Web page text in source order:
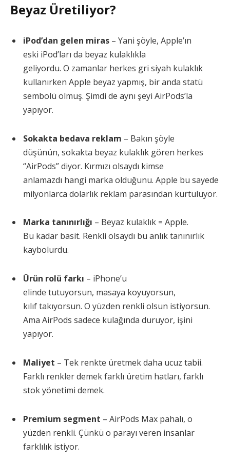
Beyaz Üretiliyor?
iPod’dan gelen miras – Yani şöyle, Apple’ın
eski iPod’ları da beyaz kulaklıkla
geliyordu. O zamanlar herkes gri siyah kulaklık
kullanırken Apple beyaz yapmış, bir anda statü
sembolü olmuş. Şimdi de aynı şeyi AirPods’la
yapıyor.
Sokakta bedava reklam – Bakın şöyle
düşünün, sokakta beyaz kulaklık gören herkes
“AirPods” diyor. Kırmızı olsaydı kimse
anlamazdı hangi marka olduğunu. Apple bu sayede
milyonlarca dolarlık reklam parasından kurtuluyor.
Marka tanınırlığı – Beyaz kulaklık = Apple.
Bu kadar basit. Renkli olsaydı bu anlık tanınırlık
kaybolurdu.
Ürün rolü farkı – iPhone’u
elinde tutuyorsun, masaya koyuyorsun,
kılıf takıyorsun. O yüzden renkli olsun istiyorsun.
Ama AirPods sadece kulağında duruyor, işini
yapıyor.
Maliyet – Tek renkte üretmek daha ucuz tabii.
Farklı renkler demek farklı üretim hatları, farklı
stok yönetimi demek.
Premium segment – AirPods Max pahalı, o
yüzden renkli. Çünkü o parayı veren insanlar
farklılık istiyor.